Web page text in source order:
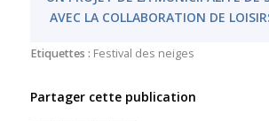
AVEC LA COLLABORATION DE
Etiquettes : Festival des neiges
Partager cette publication